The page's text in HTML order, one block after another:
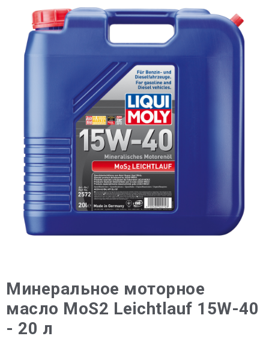
Минеральное моторное
масло MoS2 Leichtlauf 15W-40
- 20 л